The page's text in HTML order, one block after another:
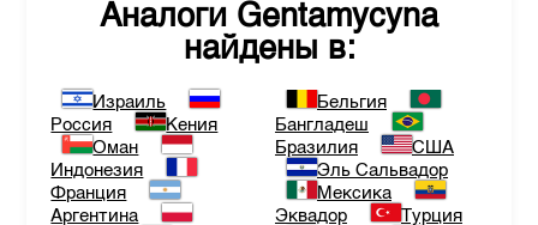
Аналоги Gentamycyna
найдены в:
Израиль
Россия
Кения
Оман
Индонезия
Франция
Аргентина
Бельгия
Бангладеш
Бразилия
США
Эль Сальвадор
Мексика
Эквадор
Турция